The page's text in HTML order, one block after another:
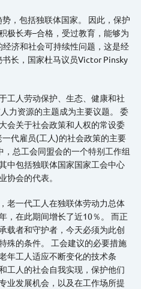
，包括独联体国家。 因此，保护
极长寿–合格，受过教育，能够为
济和社会可持续性问题，这是经
长，国家杜马议员Victor Pinsky
工人劳动保护、生态、健康和社
力资源的主题成为主要议题。 委
会关于社会政策和人权的常设委
代雇员(工人)的社会政策的主要
总工会同盟会的一个特别工作组
中包括独联体国家国家工会中心
协会的代表。
老一代工人在独联体劳动力总体
，在此期间增长了近10％。 而正
载者和守护者，今天必须为此创
殊的条件。 工会建议的必要措施
年工人适应不断变化的技术条
工人的社会自我实现，保护他们
业发展机会，以及在工作场所提